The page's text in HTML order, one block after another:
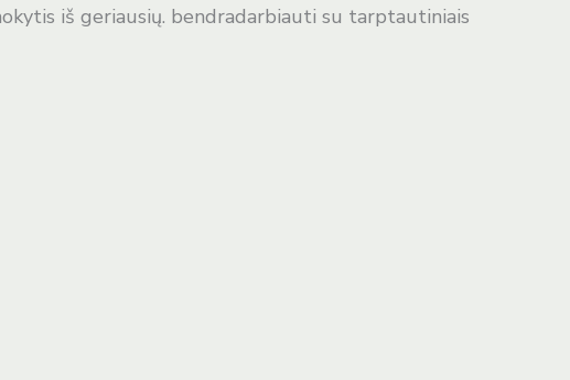
iš geriausių. bendradarbiauti su tarptautiniais